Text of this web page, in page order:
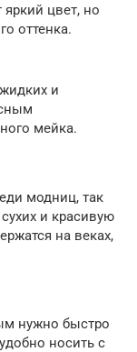
цвет, но
оттенка.
и
мейка.
модниц, так
и красивую
на веках,
нужно быстро
носить с